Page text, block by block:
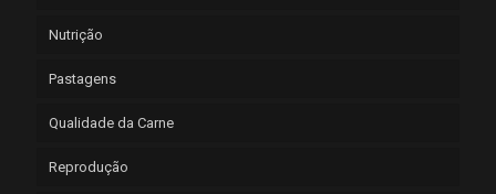
Nutrição
Pastagens
Qualidade da Carne
Reprodução